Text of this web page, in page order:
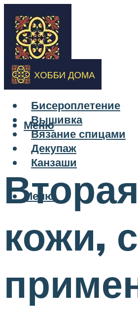
Бисероплетение
Вышивка
Вязание спицами
Декупаж
Канзаши
Меню
Меню
кожи,